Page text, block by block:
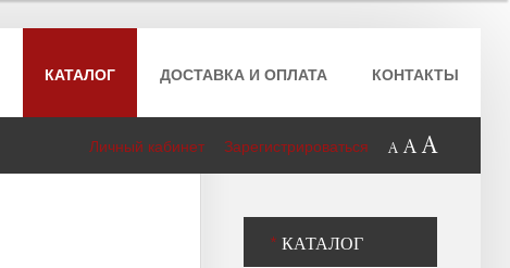
КАТАЛОГ ДОСТАВКА И ОПЛАТА КОНТАКТЫ
A A A
Зарегистрироваться
Личный кабинет
*КАТАЛОГ